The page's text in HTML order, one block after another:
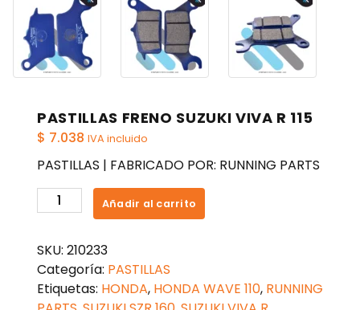
PASTILLAS FRENO SUZUKI VIVA R 115
$ 7.038 IVA incluido
PASTILLAS | FABRICADO POR: RUNNING PARTS
PASTILLAS
FRENO
VIVA
R
115
Añadir al carrito
SKU: 210233
Categoría: PASTILLAS
Etiquetas: HONDA, HONDA WAVE 110, RUNNING